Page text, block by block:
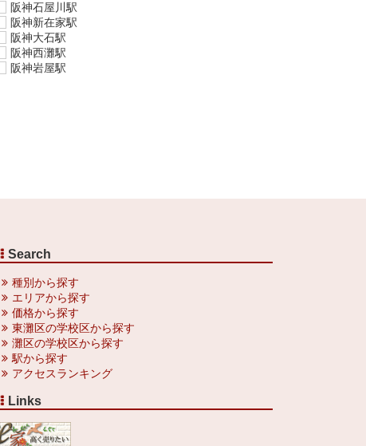
阪神石屋川駅
阪神新在家駅
阪神大石駅
阪神西灘駅
阪神岩屋駅
Search
種別から探す
エリアから探す
価格から探す
東灘区の学校区から探す
灘区の学校区から探す
駅から探す
アクセスランキング
Links